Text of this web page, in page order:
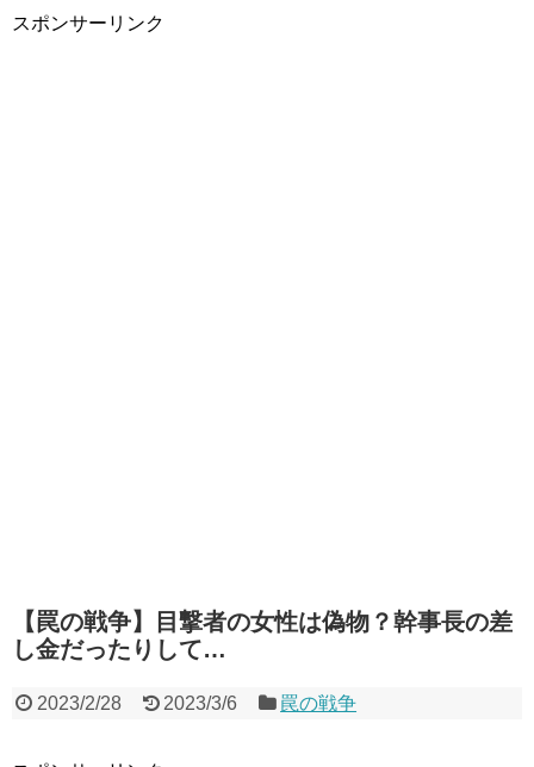
スポンサーリンク
【罠の戦争】目撃者の女性は偽物？幹事長の差
し金だったりして…
2023/2/28 2023/3/6 罠の戦争